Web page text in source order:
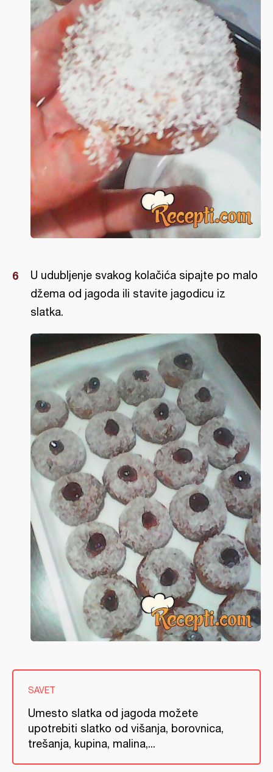
U udubljenje svakog kolačića sipajte po malo
džema od jagoda ili stavite jagodicu iz
slatka.
SAVET
Umesto slatka od jagoda možete
upotrebiti slatko od višanja, borovnica,
trešanja, kupina, malina,...